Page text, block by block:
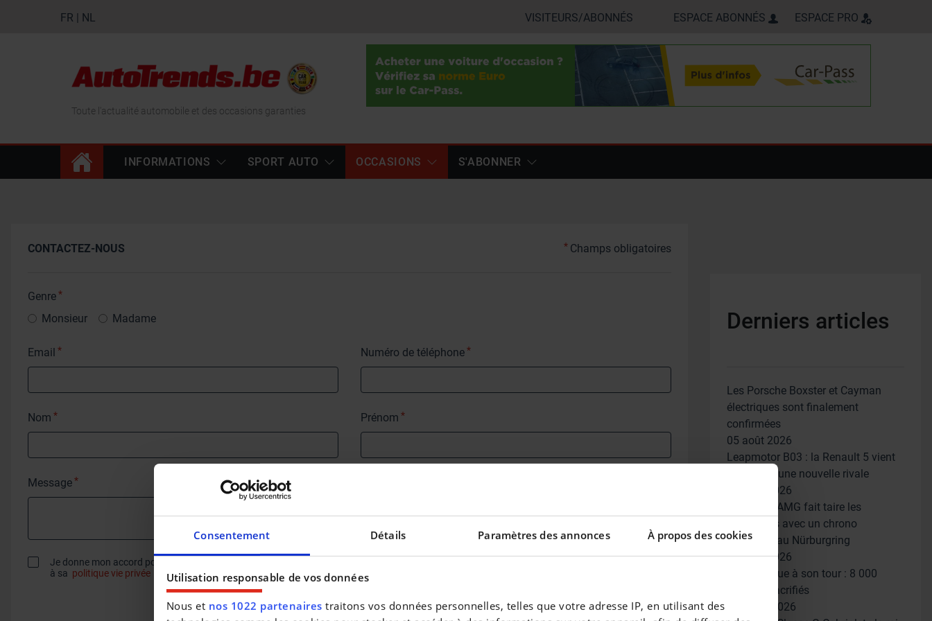
Consentement Détails Paramètres des annonces À propos des cookies
Utilisation responsable de vos données
Nous et nos 1022 partenaires traitons vos données personnelles, telles que votre adresse IP, en utilisant des
FR | NL VISITEURS/ABONNÉS ESPACE ABONNÉS ESPACE PRO
Toute l'actualité automobile et des occasions garanties
INFORMATIONS SPORT AUTO OCCASIONS S'ABONNER
CONTACTEZ-NOUS * Champs obligatoires
Genre*
Monsieur Madame
Email * Numéro de téléphone*
Nom * Prénom *
Message*
Je donne mon accord pour qu'Autotrends utilise mes données personnelles conformément
à sa politique vie privée
Derniers articles
Les Porsche Boxster et Cayman
électriques sont finalement
confirmées
05 août 2026
Leapmotor B03 : la Renault 5 vient
de gagner une nouvelle rivale
05 août 2026
Mercedes-AMG fait taire les
sceptiques avec un chrono
électrique au Nürburgring
05 août 2026
BMW craque à son tour : 8 000
emplois sacrifiés
30 juillet 2026